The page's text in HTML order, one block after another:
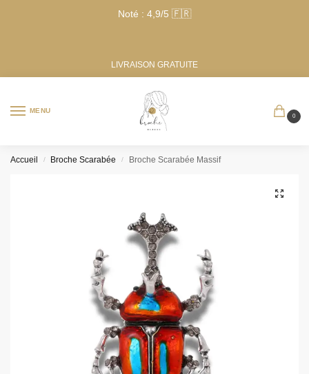
Noté : 4,9/5 🇫🇷
LIVRAISON GRATUITE
MENU
0
Accueil / Broche Scarabée / Broche Scarabée Massif